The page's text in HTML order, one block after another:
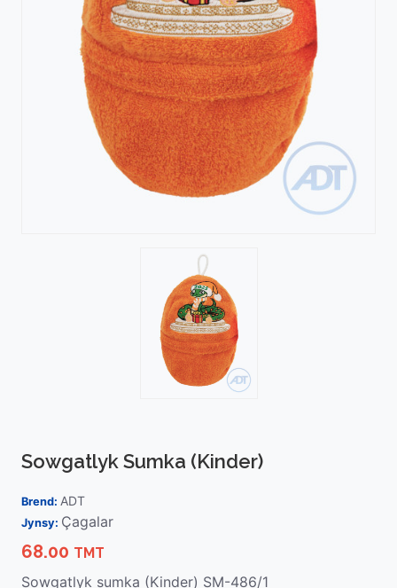
Sowgatlyk Sumka (Kinder)
Brend: ADT
Jynsy: Çagalar
68.00 TMT
Sowgatlyk sumka (Kinder) SM-486/1